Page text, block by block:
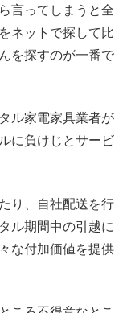
言ってしまうと全
ネットで探して比
を探すのが一番で
ル家電家具業者が
に負けじとサービ
り、自社配送を行
ル期間中の引越に
な付加価値を提供